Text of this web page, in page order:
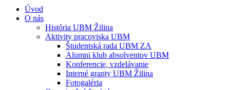
Úvod
O nás
História UBM Žilina
Aktivity pracoviska UBM
Študentská rada UBM ZA
Alumni klub absolventov UBM
Konferencie, vzdelávanie
Interné granty UBM Žilina
Fotogaléria